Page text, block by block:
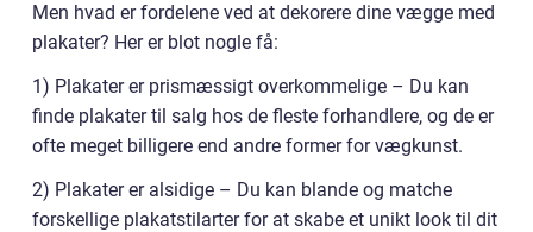
Men hvad er fordelene ved at dekorere dine vægge med
plakater? Her er blot nogle få:
1) Plakater er prismæssigt overkommelige – Du kan
finde plakater til salg hos de fleste forhandlere, og de er
ofte meget billigere end andre former for vægkunst.
2) Plakater er alsidige – Du kan blande og matche
forskellige plakatstilarter for at skabe et unikt look til dit